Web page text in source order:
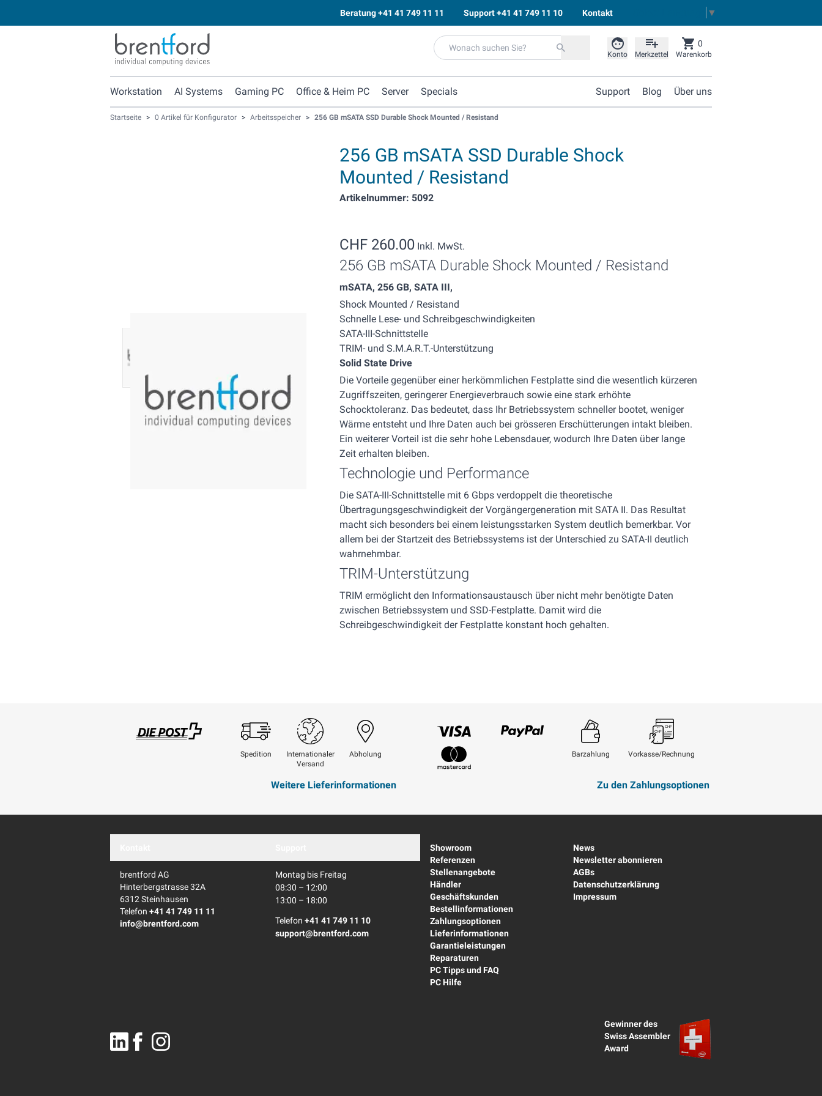
Beratung+41 41 749 11 11 Support+41 41 749 11 10 Kontakt ▼
Konto Merkzettel Warenkorb
0
Workstation AI Systems Gaming PC Office & Heim PC Server Specials Support Blog Über uns
Startseite > 0 Artikel für Konfigurator > Arbeitsspeicher > 256 GB mSATA SSD Durable Shock Mounted / Resistand
256 GB mSATA SSD Durable Shock
Mounted / Resistand
Artikelnummer: 5092
CHF 260.00Inkl. MwSt.
256 GB mSATA Durable Shock Mounted / Resistand
mSATA, 256 GB, SATA III,
Shock Mounted / Resistand
Schnelle Lese- und Schreibgeschwindigkeiten
SATA-III-Schnittstelle
TRIM- und S.M.A.R.T.-Unterstützung
Solid State Drive
Die Vorteile gegenüber einer herkömmlichen Festplatte sind die wesentlich kürzeren
Zugriffszeiten, geringerer Energieverbrauch sowie eine stark erhöhte
Schocktoleranz. Das bedeutet, dass Ihr Betriebssystem schneller bootet, weniger
Wärme entsteht und Ihre Daten auch bei grösseren Erschütterungen intakt bleiben.
Ein weiterer Vorteil ist die sehr hohe Lebensdauer, wodurch Ihre Daten über lange
Zeit erhalten bleiben.
Technologie und Performance
Die SATA-III-Schnittstelle mit 6 Gbps verdoppelt die theoretische
Übertragungsgeschwindigkeit der Vorgängergeneration mit SATA II. Das Resultat
macht sich besonders bei einem leistungsstarken System deutlich bemerkbar. Vor
allem bei der Startzeit des Betriebssystems ist der Unterschied zu SATA-II deutlich
wahrnehmbar.
TRIM-Unterstützung
TRIM ermöglicht den Informationsaustausch über nicht mehr benötigte Daten
zwischen Betriebssystem und SSD-Festplatte. Damit wird die
Schreibgeschwindigkeit der Festplatte konstant hoch gehalten.
Spedition
Internationaler
Versand
Abholung
Weitere Lieferinformationen
Visum
Barzahlung Vorkasse/Rechnung
Zu den Zahlungsoptionen
brentford AG
Hinterbergstrasse 32A
6312 Steinhausen
Telefon +41 41 749 11 11
info@brentford.com
Montag bis Freitag
08:30 – 12:00
13:00 – 18:00
Telefon +41 41 749 11 10
support@brentford.com
Showroom
Referenzen
Stellenangebote
Händler
Geschäftskunden
Bestellinformationen
Zahlungsoptionen
Lieferinformationen
Garantieleistungen
Reparaturen
PC Tipps und FAQ
PC Hilfe
News
Newsletter abonnieren
AGBs
Datenschutzerklärung
Impressum
Gewinner des
Swiss Assembler
Award